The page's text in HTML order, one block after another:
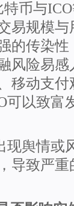
币与
易规模
的传染
风险易
移动支
可以致富
现舆情或
导致严